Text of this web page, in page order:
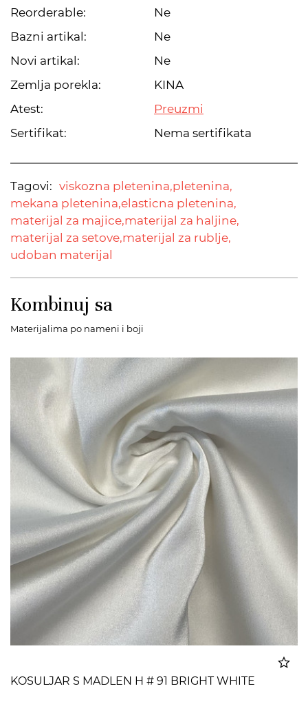
Reorderable:
Ne
Bazni artikal:
Ne
Novi artikal:
Ne
Zemlja porekla:
KINA
Atest:
Preuzmi
Sertifikat:
Nema sertifikata
Tagovi: viskozna pletenina,pletenina,
mekana pletenina,elasticna pletenina,
materijal za majice,materijal za haljine,
materijal za setove,materijal za rublje,
udoban materijal
Kombinuj sa
Materijalima po nameni i boji
KOSULJAR S MADLEN H # 91 BRIGHT WHITE